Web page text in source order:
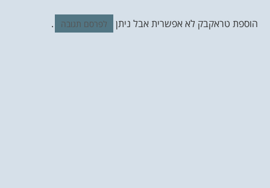
הוספת טראקבק לא אפשרית אבל ניתן לפרסם תגובה .